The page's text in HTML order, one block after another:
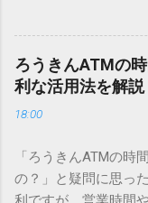
は、JIS規格（日本
準」といった形で整
使われる非常に古い
れた「外字」は、こ
ン上のすべての文字
り振られています。
（コード）を直接指
ことに申し訳なさを
ん。 「もっとスムー
い」 「わざわざ電話
い」 そんな願いを叶
ビス「スマートクラ
これらを活用するだ
受け取り術と、連携
す。 佐川急便の再配
ろうきんATMの
利な活用法を解説
18:00
「ろうきんATMの時
の？」と疑問に思っ